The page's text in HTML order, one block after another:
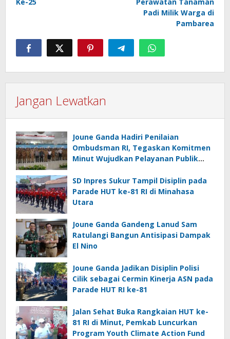
Padi Milik Warga di
Pambarea
Jangan Lewatkan
Joune Ganda Hadiri Penilaian
Ombudsman RI, Tegaskan Komitmen
Minut Wujudkan Pelayanan Publik
SD Inpres Sukur Tampil Disiplin pada
Parade HUT ke-81 RI di Minahasa
Utara
Joune Ganda Gandeng Lanud Sam
Ratulangi Bangun Antisipasi Dampak
El Nino
Joune Ganda Jadikan Disiplin Polisi
Cilik sebagai Cermin Kinerja ASN pada
Parade HUT RI ke-81
Jalan Sehat Buka Rangkaian HUT ke-
81 RI di Minut, Pemkab Luncurkan
Program Youth Climate Action Fund